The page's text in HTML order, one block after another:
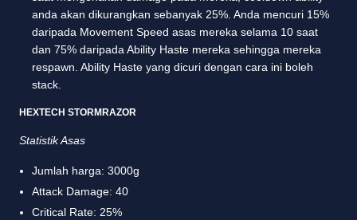
anda akan dikurangkan sebanyak 25%. Anda mencuri 15%
daripada Movement Speed asas mereka selama 10 saat
dan 75% daripada Ability Haste mereka sehingga mereka
respawn. Ability Haste yang dicuri dengan cara ini boleh
stack.
HEXTECH STORMRAZOR
Statistik Asas
Jumlah harga: 3000g
Attack Damage: 40
Critical Rate: 25%